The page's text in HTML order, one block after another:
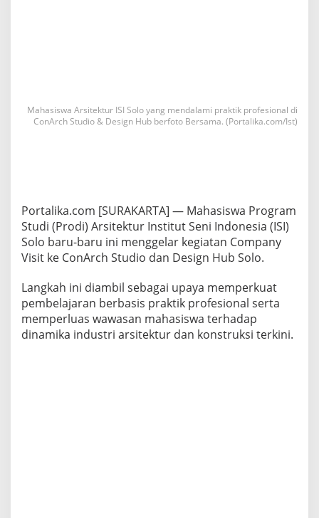
Mahasiswa Arsitektur ISI Solo yang mendalami praktik profesional di
ConArch Studio & Design Hub berfoto Bersama. (Portalika.com/Ist)
Portalika.com [SURAKARTA] — Mahasiswa Program
Studi (Prodi) Arsitektur Institut Seni Indonesia (ISI)
Solo baru-baru ini menggelar kegiatan Company
Visit ke ConArch Studio dan Design Hub Solo.
Langkah ini diambil sebagai upaya memperkuat
pembelajaran berbasis praktik profesional serta
memperluas wawasan mahasiswa terhadap
dinamika industri arsitektur dan konstruksi terkini.